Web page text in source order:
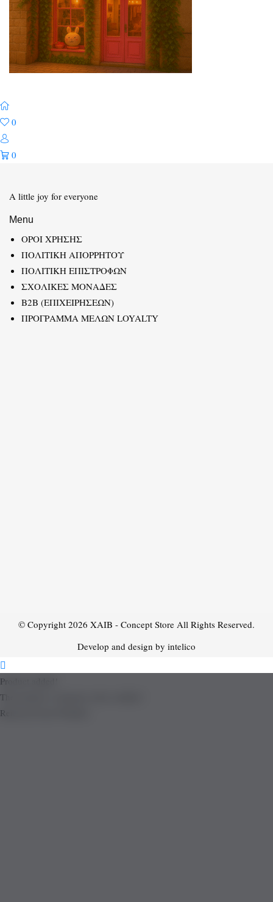
0
0
A little joy for everyone
Menu
ΟΡΟΙ ΧΡΗΣΗΣ
ΠΟΛΙΤΙΚΗ ΑΠΟΡΡΗΤΟΥ
ΠΟΛΙΤΙΚΗ ΕΠΙΣΤΡΟΦΩΝ
ΣΧΟΛΙΚΕΣ ΜΟΝΑΔΕΣ
B2B (ΕΠΙΧΕΙΡΗΣΕΩΝ)
ΠΡΟΓΡΑΜΜΑ ΜΕΛΩΝ LOYALTY
© Copyright 2026 XAIB - Concept Store All Rights Reserved.
Develop and design by intelico
Product added!
The product is already in the wishlist!
Removed from Wishlist